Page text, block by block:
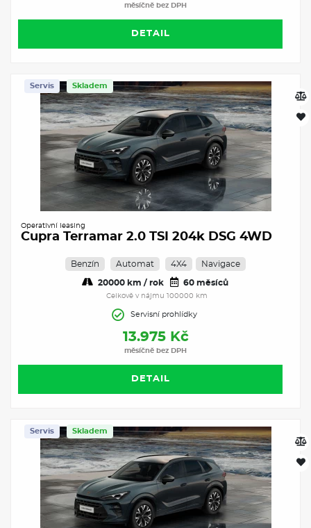
měsíčně bez DPH
DETAIL
Skladem
Servis
Operativní leasing
Cupra Terramar 2.0 TSI 204k DSG 4WD
Benzín Automat 4X4 Navigace
20000 km / rok 60 měsíců
Celkově v nájmu 100000 km
Servisní prohlídky
13.975 Kč
měsíčně bez DPH
DETAIL
Skladem
Servis